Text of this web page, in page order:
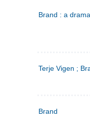
Brand : a
Terje Vigen ;
Brand